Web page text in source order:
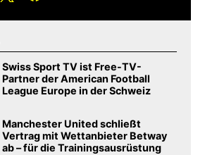
Swiss Sport TV ist Free-TV-
Partner der American Football
League Europe in der Schweiz
Manchester United schließt
Vertrag mit Wettanbieter Betway
ab – für die Trainingsausrüstung